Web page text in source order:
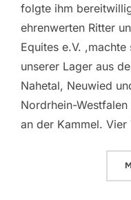
folgte ihm
ehrenwerten Ritter
Equites e.V.
unserer Lager aus
Nahetal, Neuwied
Nordrhein-
an der Kammel.